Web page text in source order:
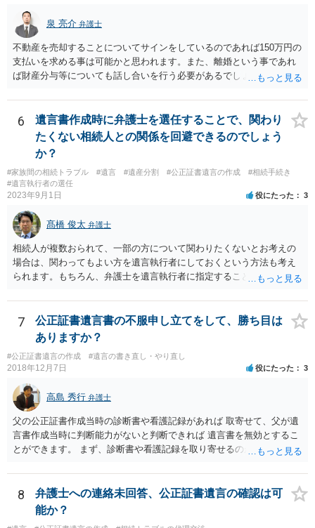
泉 亮介 弁護士
不動産を売却することについてサインをしているのであれば150万円の
支払いを求める事は可能かと思われます。また、離婚という事であれ
ば財産分与等についても話し合いを行う必要があるでしょう。 細かい
士事務所へご相談されると良いでしょう。
6
遺言書作成時に弁護士を選任することで、関わり
たくない相続人との関係を回避できるのでしょう
か？
#家族間の相続トラブル #遺言 #遺産分割 #公正証書遺言の作成
#相続手続き
#遺言執行者の選任
2023年9月1日 役にたった 3
髙橋 俊太 弁護士
相続人が複数おられて、一部の方について関わりたくないとお考えの
場合は、関わってもよい方を遺言執行者にしておくという方法も考え
られます。もちろん、弁護士を遺言執行者に指定することもできます
方に再委任の権限を付与しておくという方法もあります。 一度、弁護
士に直接ご相談されることをお勧めいたします。
7
公正証書遺言書の不服申し立てをして、勝ち目は
ありますか？
#公正証書遺言の作成 #遺言の書き直し・やり直し
2018年12月7日 役にたった 3
高島 秀行 弁護士
父の公正証書作成当時の診断書や看護記録があれば 取寄せて、父が遺
言書作成当時に判断能力がないと判断できれば 遺言書を無効とするこ
とができます。 まず、診断書や看護記録を取り寄せるのが重要となり
いと思います。
8
弁護士への連絡未回答、公正証書遺言の確認は可
能か？